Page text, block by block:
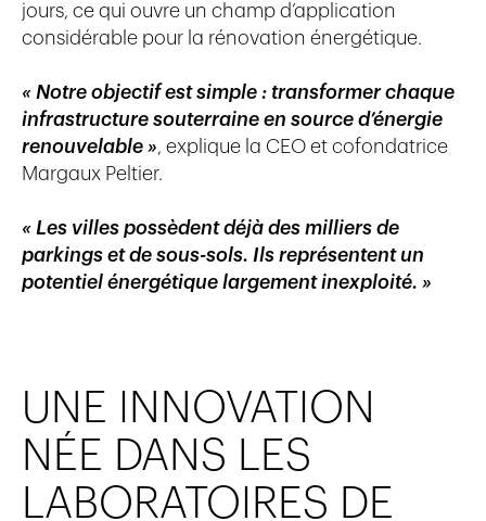
jours, ce qui ouvre un champ d’application
considérable pour la rénovation énergétique.
« Notre objectif est simple : transformer chaque
infrastructure souterraine en source d’énergie
renouvelable », explique la CEO et cofondatrice
Margaux Peltier.
« Les villes possèdent déjà des milliers de
parkings et de sous-sols. Ils représentent un
potentiel énergétique largement inexploité. »
UNE INNOVATION
NÉE DANS LES
LABORATOIRES DE